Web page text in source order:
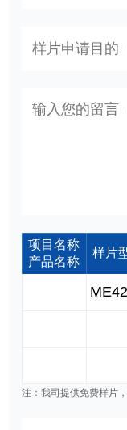
项目名称
产品名称
样片
注：我司提供免费样片